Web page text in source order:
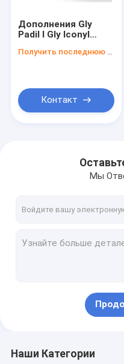
Дополнения Gly
Padil l Gly Iconyl
аминокислоты 98%Получить последнюю цену
Контакт
Мы
Наши Категории